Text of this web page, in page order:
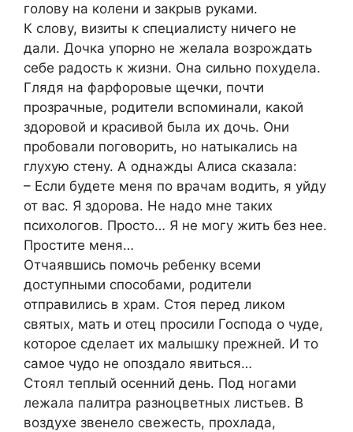
голову на колени и закрыв руками.
К слову, визиты к специалисту ничего не
дали. Дочка упорно не желала возрождать
себе радость к жизни. Она сильно похудела.
Глядя на фарфоровые щечки, почти
прозрачные, родители вспоминали, какой
здоровой и красивой была их дочь. Они
пробовали поговорить, но натыкались на
глухую стену. А однажды Алиса сказала:
– Если будете меня по врачам водить, я уйду
от вас. Я здорова. Не надо мне таких
психологов. Просто… Я не могу жить без нее.
Простите меня…
Отчаявшись помочь ребенку всеми
доступными способами, родители
отправились в храм. Стоя перед ликом
святых, мать и отец просили Господа о чуде,
которое сделает их малышку прежней. И то
самое чудо не опоздало явиться…
Стоял теплый осенний день. Под ногами
лежала палитра разноцветных листьев. В
воздухе звенело свежесть, прохлада,